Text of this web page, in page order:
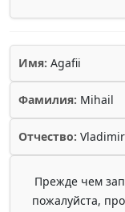
Имя: Agafii
Фамилия: Mihail
Отчество: Vladimir
Прежде чем
пожалуйста,